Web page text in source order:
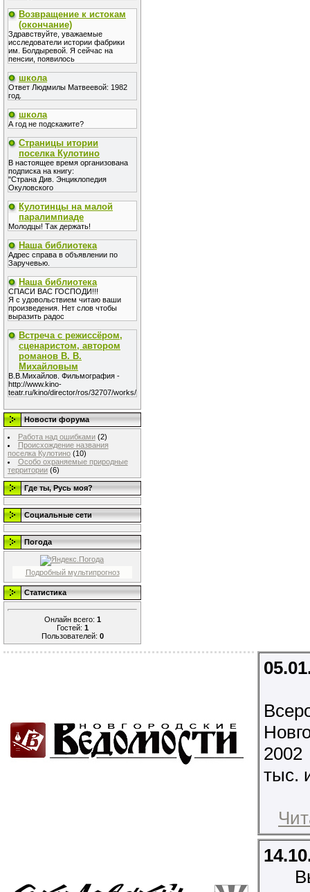
Возвращение к истокам
(окончание)
Здравствуйте, уважаемые
исследователи истории фабрики
им. Болдыревой. Я сейчас на
пенсии, появилось
школа
Ответ Людмилы Матвеевой: 1982
год.
школа
А год не подскажите?
Страницы итории
поселка Кулотино
В настоящее время организована
подписка на книгу:
"Страна Див. Энциклопедия
Окуловского
Кулотинцы на малой
паралимпиаде
Молодцы! Так держать!
Наша библиотека
Адрес справа в объявлении по
Заручевью.
Наша библиотека
СПАСИ ВАС ГОСПОДИ!!!
Я с удовольствием читаю ваши
произведения. Нет слов чтобы
выразить радос
Встреча с режиссёром,
сценаристом, автором
романов В. В.
Михайловым
В.В.Михайлов. Фильмография -
http://www.kino-
teatr.ru/kino/director/ros/32707/works/
Новости форума
Работа над ошибками (2)
Происхождение названия
поселка Кулотино (10)
Особо охраняемые природные
территории (6)
Где ты, Русь моя?
Социальные сети
Погода
Подробный мультипрогноз
Статистика
Онлайн всего: 1
Гостей: 1
Пользователей: 0
тыс.